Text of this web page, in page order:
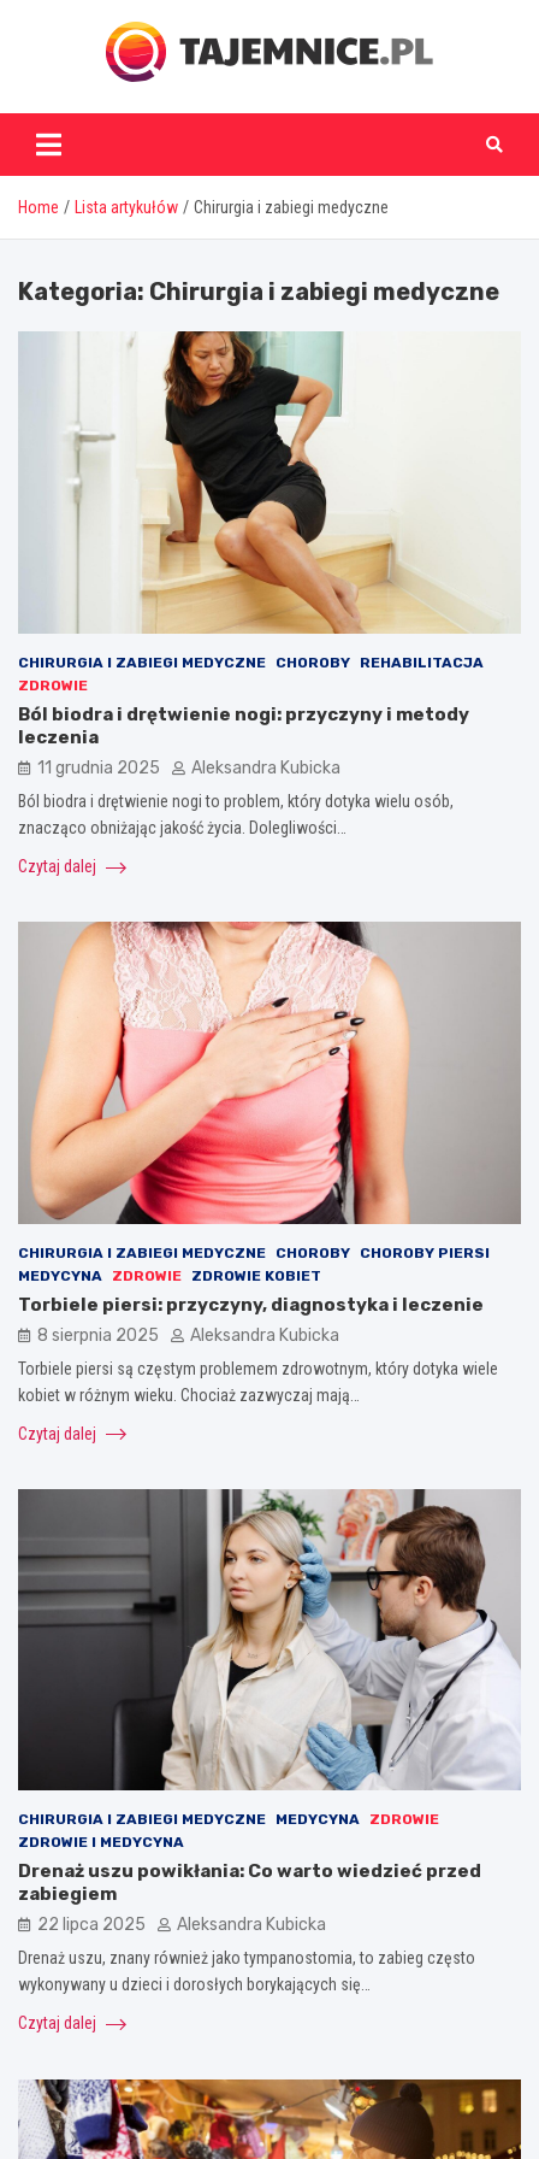
tajemnice.pl
Home Lista artykułów Chirurgia i zabiegi medyczne
Kategoria: Chirurgia i zabiegi medyczne
CHIRURGIA I ZABIEGI MEDYCZNE CHOROBY
REHABILITACJA
ZDROWIE
Ból biodra i drętwienie nogi: przyczyny i metody
leczenia
11 grudnia 2025 Aleksandra Kubicka
Ból biodra i drętwienie nogi to problem, który dotyka wielu osób,
znacząco obniżając jakość życia. Dolegliwości…
Czytaj dalej
CHIRURGIA I ZABIEGI MEDYCZNE CHOROBY
CHOROBY PIERSI
MEDYCYNA
ZDROWIE ZDROWIE KOBIET
Torbiele piersi: przyczyny, diagnostyka i leczenie
8 sierpnia 2025 Aleksandra Kubicka
Torbiele piersi są częstym problemem zdrowotnym, który dotyka wiele
kobiet w różnym wieku. Chociaż zazwyczaj mają…
Czytaj dalej
CHIRURGIA I ZABIEGI MEDYCZNE MEDYCYNA
ZDROWIE
ZDROWIE I MEDYCYNA
Drenaż uszu powikłania: Co warto wiedzieć przed
zabiegiem
22 lipca 2025 Aleksandra Kubicka
Drenaż uszu, znany również jako tympanostomia, to zabieg często
wykonywany u dzieci i dorosłych borykających się…
Czytaj dalej